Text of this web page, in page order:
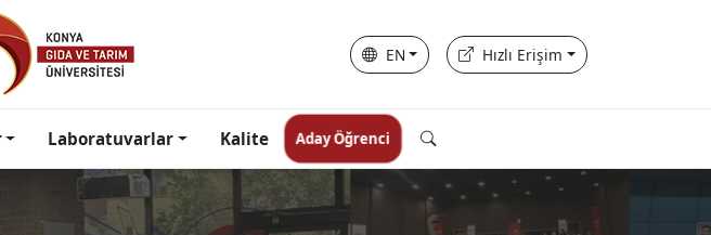
EN Hızlı Erişim
Laboratuvarlar Kalite Aday Öğrenci